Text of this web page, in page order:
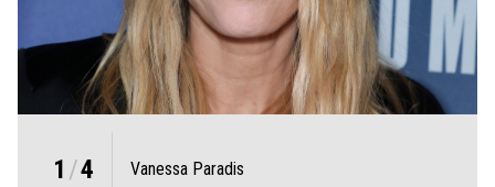
1 /4 Vanessa Paradis